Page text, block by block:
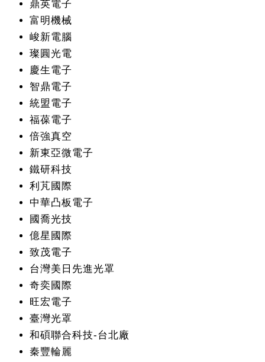
鼎英電子
富明機械
峻新電腦
璨圓光電
慶生電子
智鼎電子
統盟電子
福葆電子
倍強真空
新東亞微電子
鐵研科技
利芃國際
中華凸板電子
國喬光技
億星國際
致茂電子
台灣美日先進光罩
奇奕國際
旺宏電子
臺灣光罩
和碩聯合科技-台北廠
秦豐輪麗